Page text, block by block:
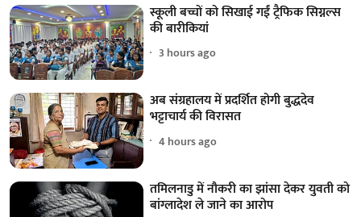
स्कूली बच्चों को सिखाई गईं ट्रैफिक सिग्नल्स
की बारीकियां
3 hours ago
अब संग्रहालय में प्रदर्शित होगी बुद्धदेव
भट्टाचार्य की विरासत
4 hours ago
तमिलनाडु में नौकरी का झांसा देकर युवती को
बांग्लादेश ले जाने का आरोप